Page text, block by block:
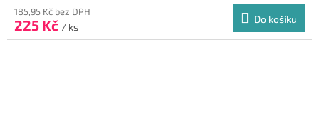
185,95 Kč bez DPH
225 Kč / ks
Do košíku